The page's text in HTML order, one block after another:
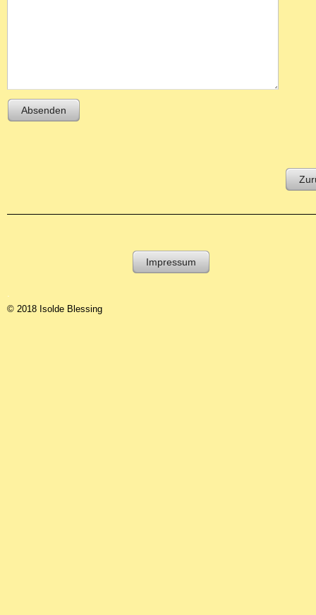
Absenden
Impressum
.
© 2018 Isolde Blessing